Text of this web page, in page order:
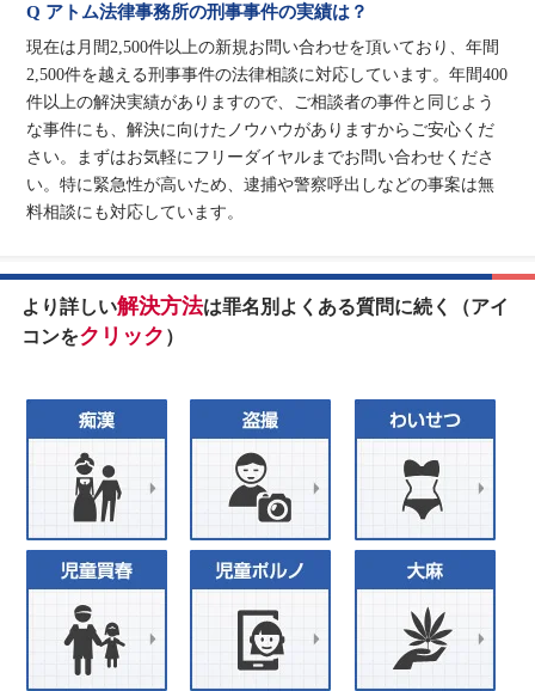
Q アトム法律事務所の刑事事件の実績は？
現在は月間2,500件以上の新規お問い合わせを頂いており、年間
2,500件を越える刑事事件の法律相談に対応しています。年間400
件以上の解決実績がありますので、ご相談者の事件と同じよう
な事件にも、解決に向けたノウハウがありますからご安心くだ
さい。まずはお気軽にフリーダイヤルまでお問い合わせくださ
い。特に緊急性が高いため、逮捕や警察呼出しなどの事案は無
料相談にも対応しています。
より詳しい解決方法は罪名別よくある質問に続く（アイ
コンをクリック ）